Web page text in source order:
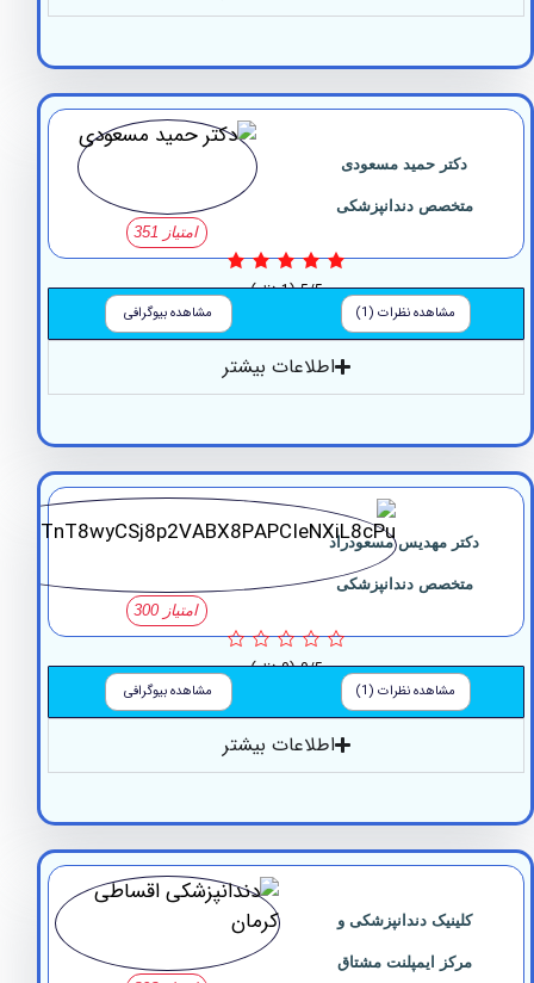
دکتر حمید مسعودی
متخصص دندانپزشکی
5/5 (1 نظر)
مشاهده نظرات (1) مشاهده بیوگرافی
اطلاعات بیشتر
مهدیس مسعودراد
متخصص دندانپزشکی
0/5 (0 نظر)
مشاهده نظرات (1) مشاهده بیوگرافی
اطلاعات بیشتر
کلینیک دندانپزشکی و
مرکز ایمپلنت مشتاق